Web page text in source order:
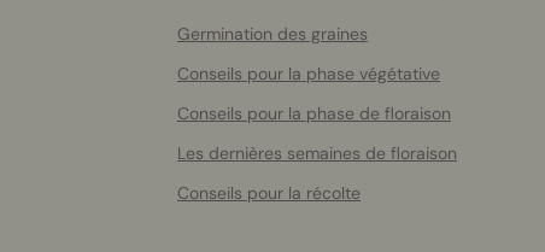
Germination des graines
Conseils pour la phase végétative
Conseils pour la phase de floraison
Les dernières semaines de floraison
Conseils pour la récolte